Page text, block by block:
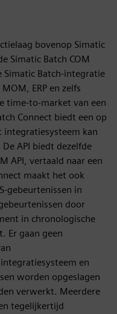
bovenop Simatic
Simatic Batch COM
Simatic Batch-integratie
ERP en zelfs
time-to-market van een
Connect biedt een op
integratiesysteem kan
API biedt dezelfde
API, vertaald naar een
maakt het ook
gebeurtenissen in
door
in chronologische
Er gaan geen
en
worden opgeslagen
verwerkt. Meerdere
tegelijkertijd